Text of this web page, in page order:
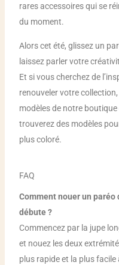
rares accessoires qui se
du moment.
Alors cet été, glissez un
laissez parler votre
Et si vous cherchez de
renouveler votre
modèles de notre boutique
trouverez des modèles
plus coloré.
FAQ
Comment nouer un
débute ?
Commencez par la jupe
et nouez les deux
plus rapide et la plus facile